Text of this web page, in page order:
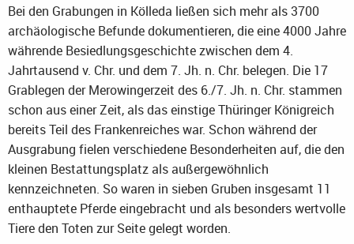
Bei den Grabungen in Kölleda ließen sich mehr als 3700
archäologische Befunde dokumentieren, die eine 4000 Jahre
währende Besiedlungsgeschichte zwischen dem 4.
Jahrtausend v. Chr. und dem 7. Jh. n. Chr. belegen. Die 17
Grablegen der Merowingerzeit des 6./7. Jh. n. Chr. stammen
schon aus einer Zeit, als das einstige Thüringer Königreich
bereits Teil des Frankenreiches war. Schon während der
Ausgrabung fielen verschiedene Besonderheiten auf, die den
kleinen Bestattungsplatz als außergewöhnlich
kennzeichneten. So waren in sieben Gruben insgesamt 11
enthauptete Pferde eingebracht und als besonders wertvolle
Tiere den Toten zur Seite gelegt worden.